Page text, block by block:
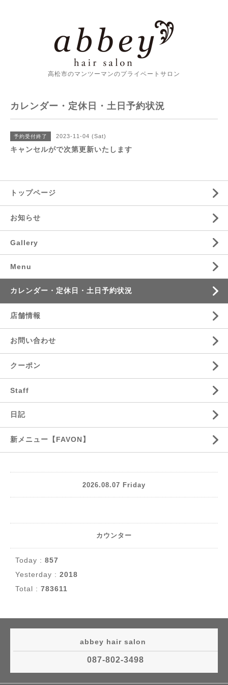
高松市のマンツーマンのプライベートサロン
カレンダー・定休日・土日予約状況
予約受付終了 2023-11-04 (Sat)
キャンセルがで次第更新いたします
トップページ
お知らせ
Gallery
Menu
カレンダー・定休日・土日予約状況
店舗情報
お問い合わせ
クーポン
Staff
日記
新メニュー【FAVON】
2026.08.07 Friday
カウンター
Today : 857
Yesterday : 2018
Total : 783611
abbey hair salon
087-802-3498